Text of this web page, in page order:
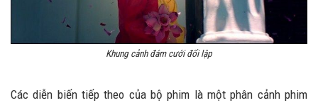
Khung cảnh đám cưới đối lập
Các diễn biến tiếp theo của bộ phim là một phân cảnh phim